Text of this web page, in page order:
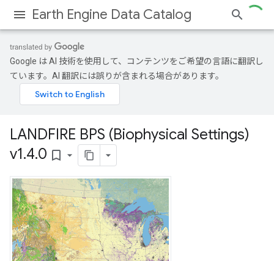
Earth Engine Data Catalog
Google は AI 技術を使用して、コンテンツをご希望の言語に翻訳し
ています。AI 翻訳には誤りが含まれる場合があります。
LANDFIRE BPS (Biophysical Settings)
v1.4.0 bookmark_border